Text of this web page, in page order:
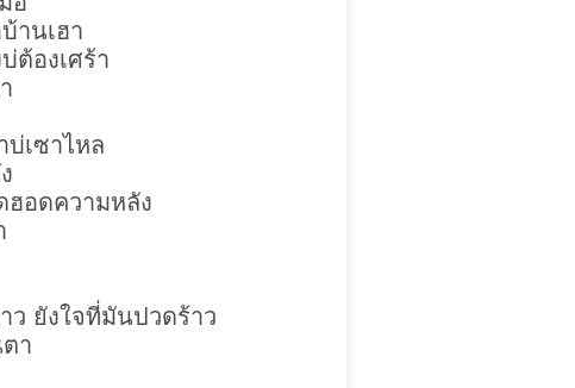
านเฮา
ต้องเศร้า
เซาไหล
ฮอดความหลัง
ยังใจที่มันปวดร้าว
า